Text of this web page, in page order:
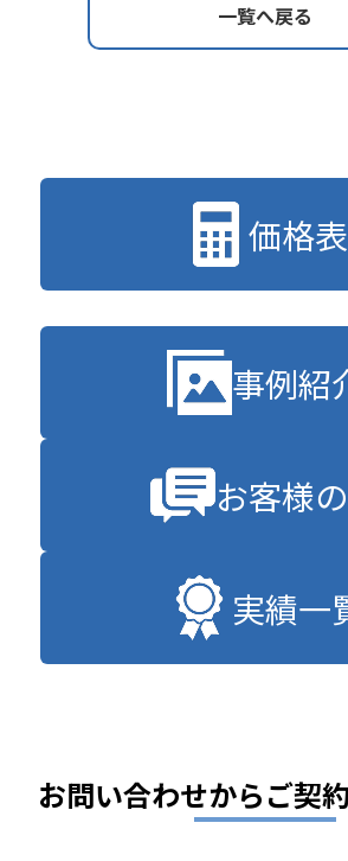
一覧へ戻る
価格表
事例紹
お客様
実績一
お問い合わせからご契